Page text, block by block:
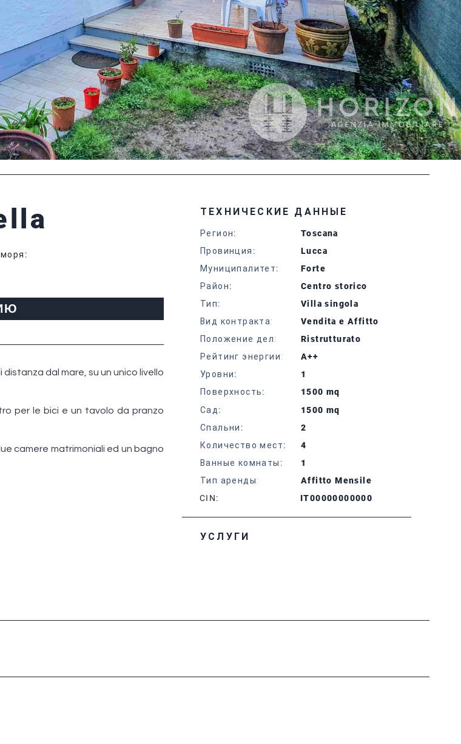
:
dal mare, su un unico livello
per le bici e un tavolo da pranzo
camere matrimoniali ed un bagno
ТЕХНИЧЕСКИЕ ДАННЫЕ
Регион:
Toscana
Провинция :
Lucca
Муниципалитет:
Forte
Район:
Centro storico
Тип:
Villa singola
Вид контракта:
Vendita e Affitto
Положение дел:
Ristrutturato
Рейтинг энергии:
A++
Уровни:
1
Поверхность:
1500 mq
Сад:
1500 mq
Спальни :
2
Количество мест:
4
Ванные комнаты :
1
Тип аренды:
Affitto Mensile
CIN:
IT00000000000
УСЛУГИ